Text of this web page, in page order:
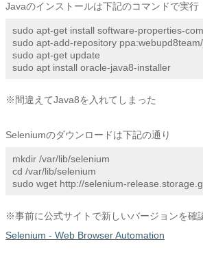
Javaのインストールは下記のコマンドで実行
sudo apt-get install software-properties-
sudo apt-add-repository
sudo apt-get update
sudo apt install oracle-java8-installer
※間違えてJava8を入れてしまった
Seleniumのダウンロードは下記の通り
mkdir /var/lib/selenium
cd /var/lib/selenium
sudo wget http://selenium-
※事前に公式サイトで新しいバージョンを確
Selenium - Web Browser Automation